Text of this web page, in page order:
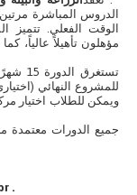
الدروس المباشرة
الوقت الفعلي. تتميز
للمشروع النهائي
ويمكن للطلاب اختيار
.